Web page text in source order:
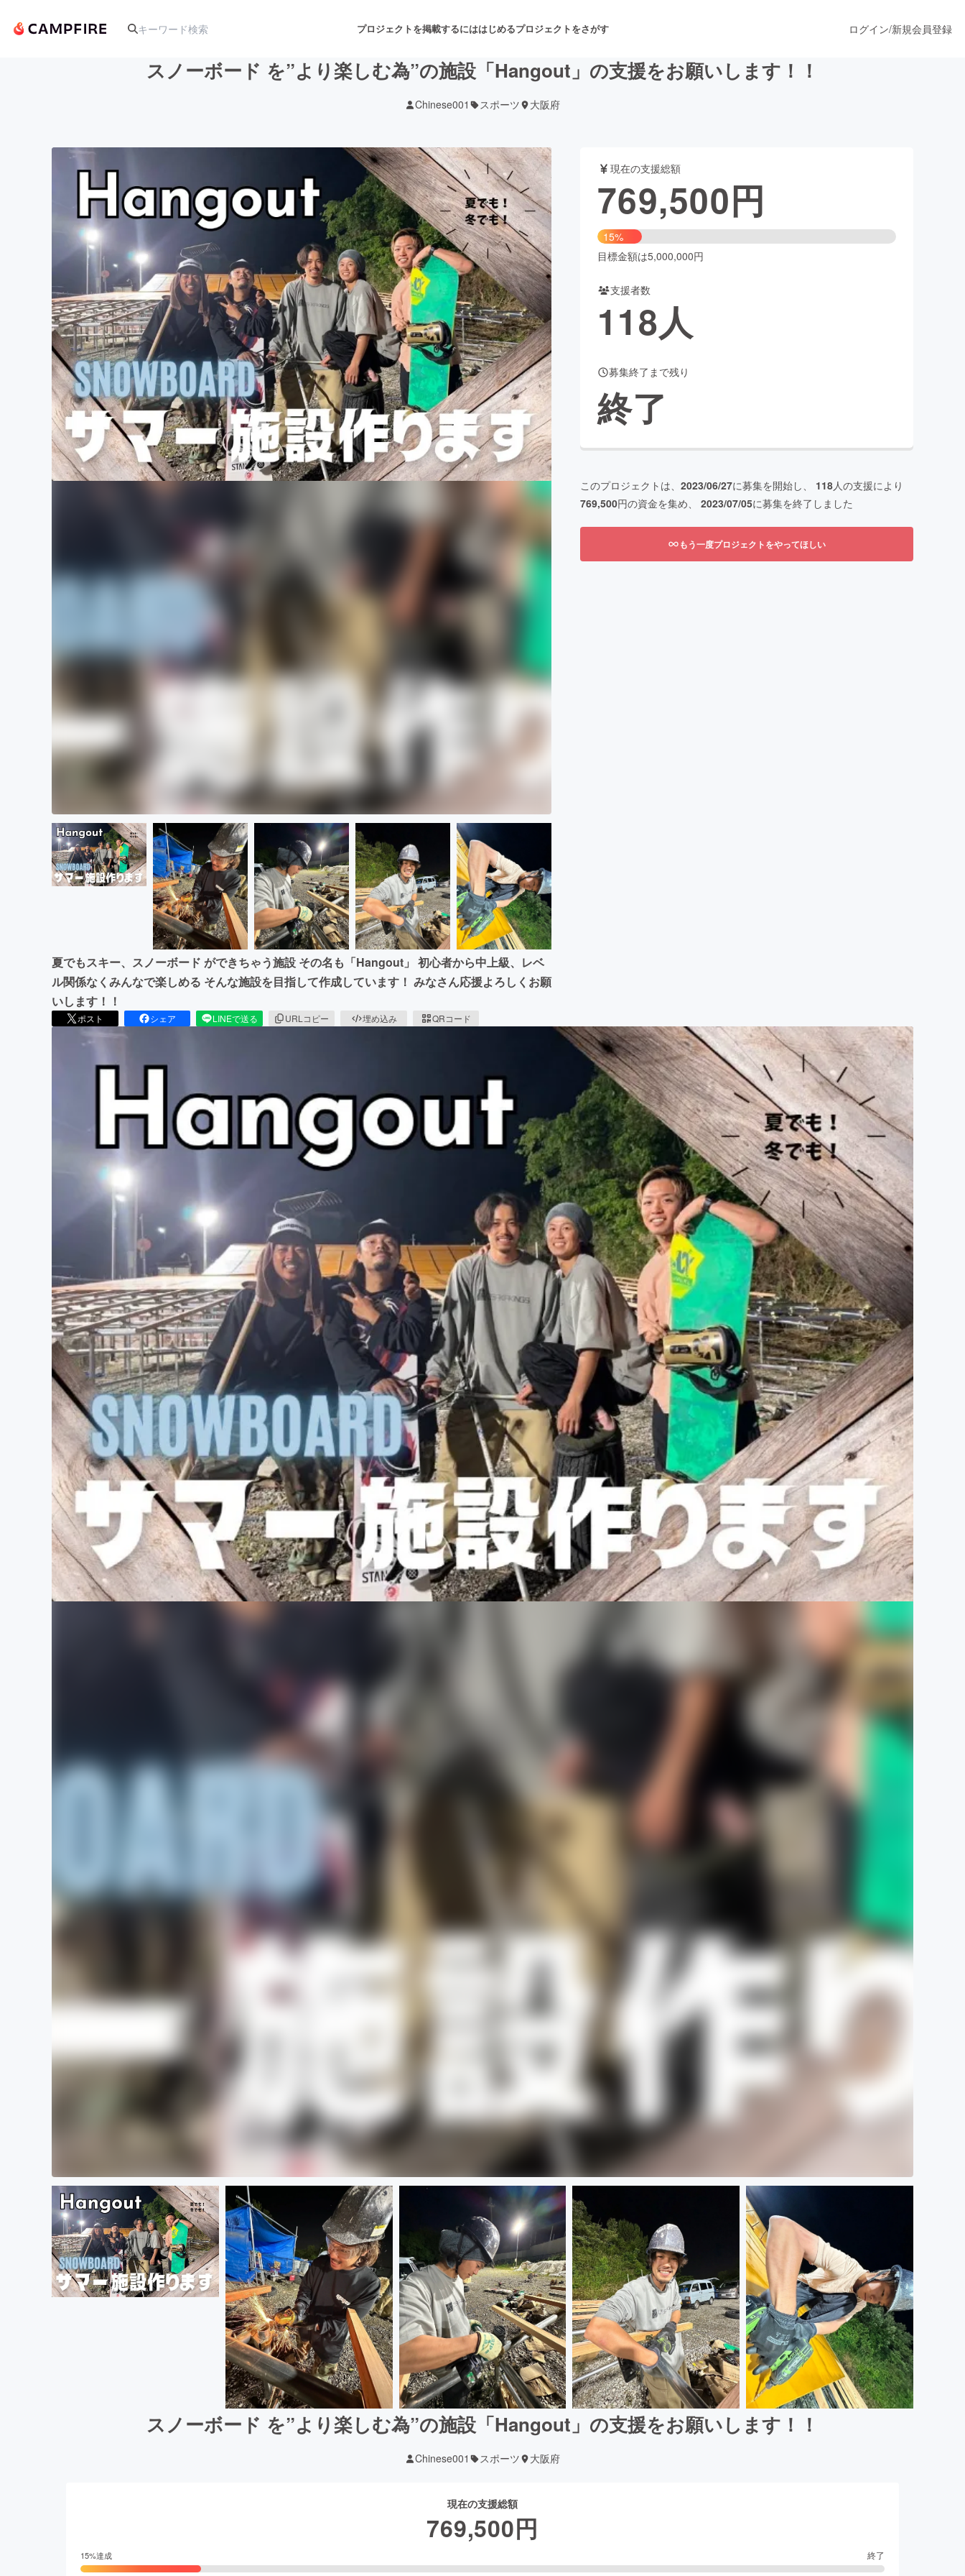
プロジェクトを掲載するにははじめるプロジェクトをさがす
舞台・パフォーマンス
テクノロジー・ガジェット ゲーム・サービス開発 フード・飲食店 ファッション
映像・映画 書籍・雑誌出版 アニメ・漫画
ビジネス・起業 チャレンジ ビューティー・ヘルスケア
まちづくり・地域活性化
CAMPFIRE for Social GoodCAMPFIRE Creation
CAMPFIREふるさと納税machi-ya コミュニティ
ログイン/新規会員登録
スノーボード を”より楽しむ為”の施設「Hangout」の支援をお願いします！！
Chinese001 スポーツ 大阪府
夏でもスキー、スノーボード ができちゃう施設 その名も「Hangout」 初心者から中上級、レベ
ル関係なくみんなで楽しめる そんな施設を目指して作成しています！ みなさん応援よろしくお願
いします！！
ポスト シェア LINEで送る URLコピー 埋め込み QRコード
現在の支援総額
769,500円
15%
目標金額は5,000,000円
支援者数
118人
募集終了まで残り
終了
このプロジェクトは、 2023/06/27に募集を開始し、 118人の支援により
769,500円の資金を集め、 2023/07/05に募集を終了しました
もう一度プロジェクトをやってほしい
スノーボード を”より楽しむ為”の施設「Hangout」の支援をお願いします！！
Chinese001 スポーツ 大阪府
現在の支援総額
769,500円
15%達成 終了